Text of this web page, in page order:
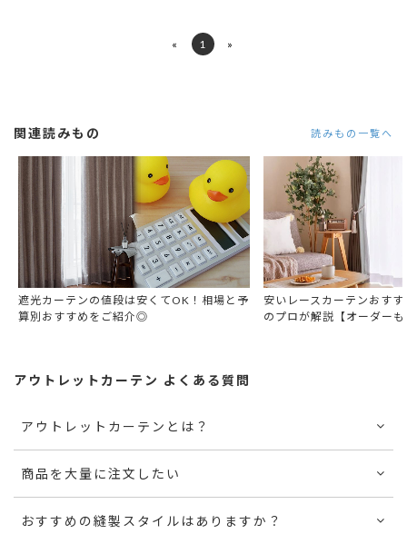
« 1 »
関連読みもの 読みもの一覧へ
遮光カーテンの値段は安くてOK！相場と予
算別おすすめをご紹介◎
安いレースカーテンおす
のプロが解説【オーダー
アウトレットカーテン よくある質問
アウトレットカーテンとは？
商品を大量に注文したい
おすすめの縫製スタイルはありますか？